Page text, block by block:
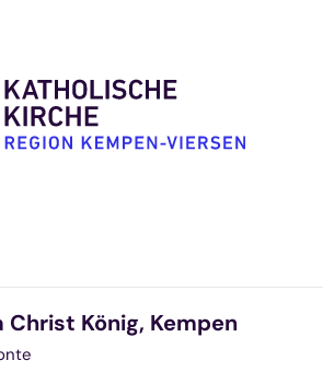
Christ König, Kempen